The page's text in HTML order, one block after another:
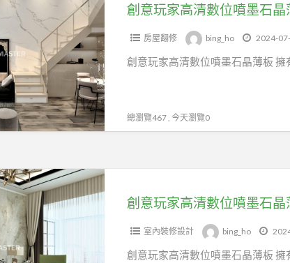
創意玩家高清數位噴墨石晶
房屋翻修 bing_ho 2024-
創意玩家高清數位噴墨石晶薄板 擁
總瀏覽467 , 今天瀏覽0
創意玩家高清數位噴墨石晶
室內裝修設計 bing_ho
創意玩家高清數位噴墨石晶薄板 擁